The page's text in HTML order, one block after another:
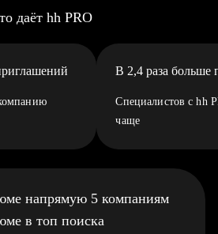
даёт hh PRO
В 2,4 раза больше
Специалистов с hh
чаще
напрямую 5 компаниям
в топ поиска